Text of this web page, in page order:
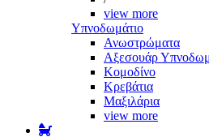
view more
Υπνοδωμάτιο
Ανωστρώματα
Αξεσουάρ
Κομοδίνο
Κρεβάτια
Μαξιλάρια
view more